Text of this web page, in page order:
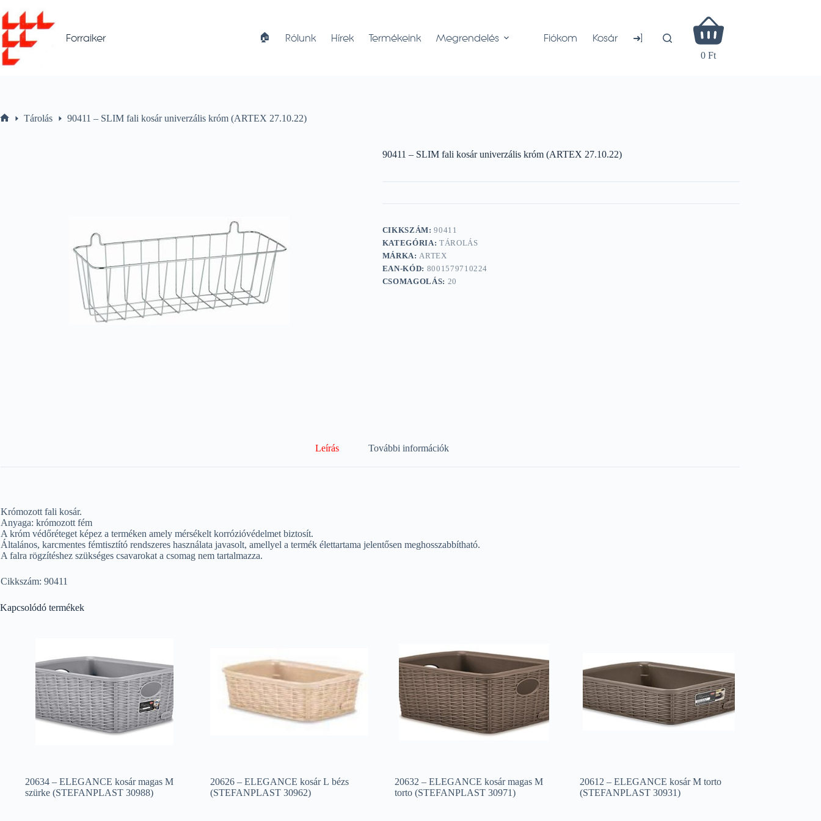
to
content
Forraiker 🏠︎ Rólunk Hírek Termékeink Megrendelés Fiókom Kosár ➜]
Shopping
cart
0 Ft
Tárolás 90411 – SLIM fali kosár univerzális króm (ARTEX 27.10.22)
90411 – SLIM fali kosár univerzális króm (ARTEX 27.10.22)
CIKKSZÁM:90411
KATEGÓRIA: TÁROLÁS
MÁRKA:ARTEX
EAN-KÓD: 8001579710224
CSOMAGOLÁS: 20
Leírás További információk
Krómozott fali kosár.
Anyaga: krómozott fém
A króm védőréteget képez a terméken amely mérsékelt korrózióvédelmet biztosít.
Általános, karcmentes fémtisztító rendszeres használata javasolt, amellyel a termék élettartama jelentősen meghosszabbítható.
A falra rögzítéshez szükséges csavarokat a csomag nem tartalmazza.
Cikkszám: 90411
Kapcsolódó termékek
20634 – ELEGANCE kosár magas M
szürke (STEFANPLAST 30988)
20626 – ELEGANCE kosár L bézs
(STEFANPLAST 30962)
20632 – ELEGANCE kosár magas M
torto (STEFANPLAST 30971)
20612 – ELEGANCE kosár M torto
(STEFANPLAST 30931)